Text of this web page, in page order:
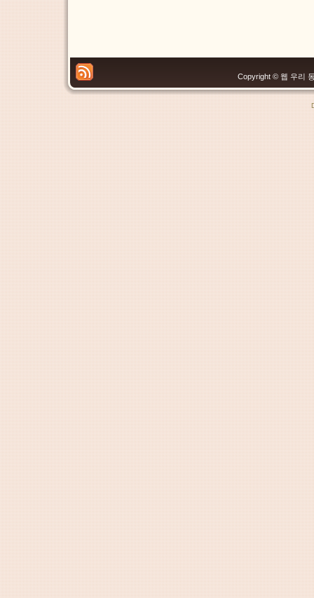
Copyright © 웹 우리